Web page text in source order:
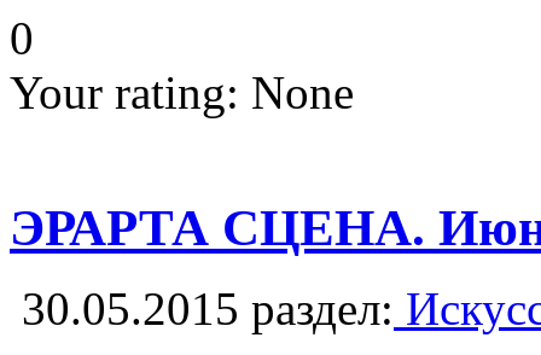
0
Your rating: None
ЭРАРТА СЦЕНА.
30.05.2015 раздел: